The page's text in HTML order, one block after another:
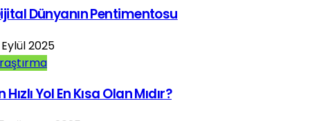
Dünyanın Pentimentosu
2025
Hızlı Yol En Kısa Olan Mıdır?